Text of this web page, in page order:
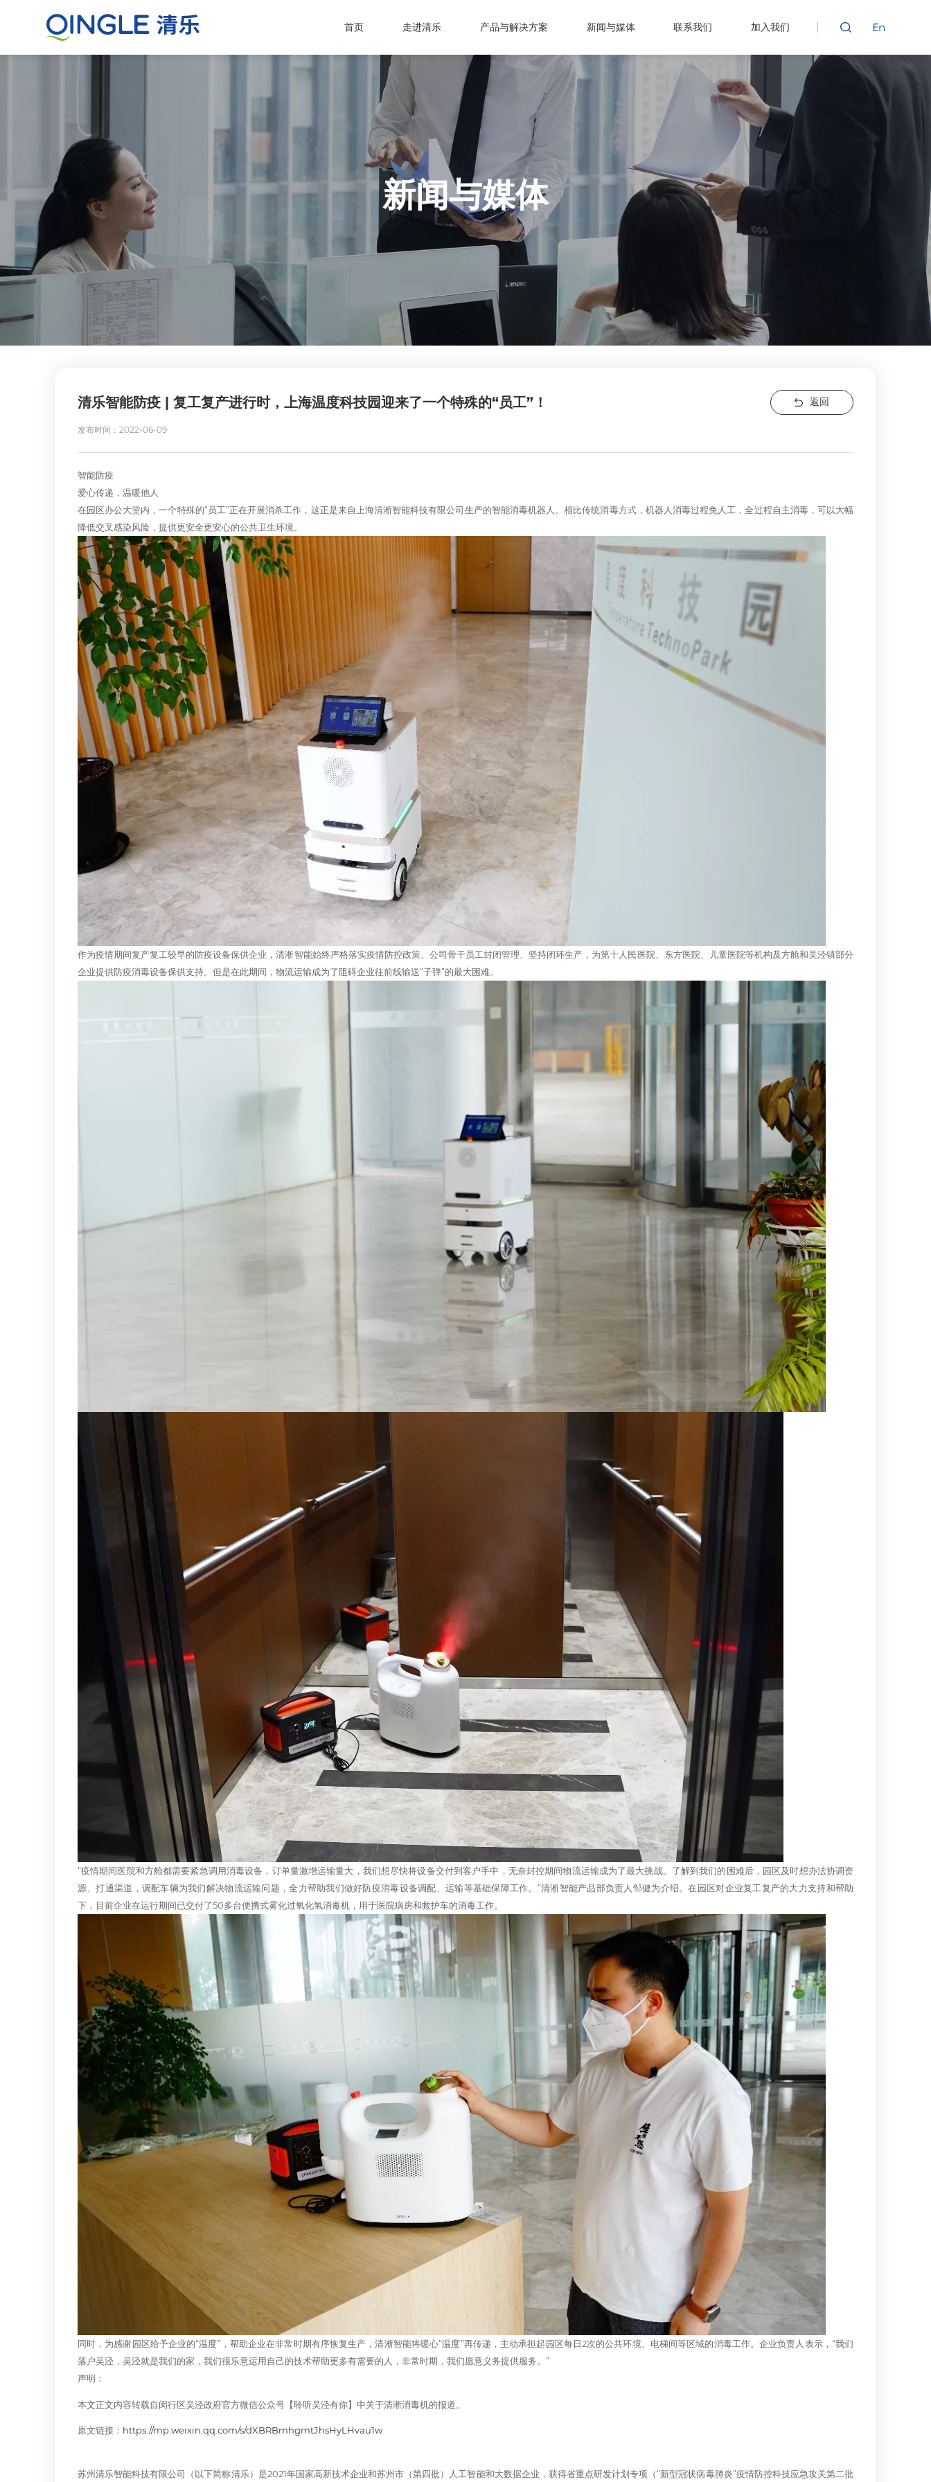
首页 走进清乐 产品与解决方案 新闻与媒体 联系我们 加入我们
新闻与媒体
清乐智能防疫 | 复工复产进行时，上海温度科技园迎来了一个特殊的“员工”！ 返回
发布时间：2022-06-09
智能防疫
爱心传递，温暖他人
在园区办公大堂内，一个特殊的“员工”正在开展消杀工作，这正是来自上海清淅智能科技有限公司生产的智能消毒机器人。相比传统消毒方式，机器人消毒过程免人工，全过程自主消毒，可以大幅
降低交叉感染风险，提供更安全更安心的公共卫生环境。
作为疫情期间复产复工较早的防疫设备保供企业，清淅智能始终严格落实疫情防控政策、公司骨干员工封闭管理、坚持闭环生产，为第十人民医院、东方医院、儿童医院等机构及方舱和吴泾镇部分
企业提供防疫消毒设备保供支持。但是在此期间，物流运输成为了阻碍企业往前线输送“子弹”的最大困难。
“疫情期间医院和方舱都需要紧急调用消毒设备，订单量激增运输量大，我们想尽快将设备交付到客户手中，无奈封控期间物流运输成为了最大挑战。了解到我们的困难后，园区及时想办法协调资
源、打通渠道，调配车辆为我们解决物流运输问题，全力帮助我们做好防疫消毒设备调配、运输等基础保障工作。”清淅智能产品部负责人邹健为介绍。在园区对企业复工复产的大力支持和帮助
下，目前企业在运行期间已交付了50多台便携式雾化过氧化氢消毒机，用于医院病房和救护车的消毒工作。
同时，为感谢园区给予企业的“温度”，帮助企业在非常时期有序恢复生产，清淅智能将暖心“温度”再传递，主动承担起园区每日2次的公共环境、电梯间等区域的消毒工作。企业负责人表示，“我们
落户吴泾，吴泾就是我们的家，我们很乐意运用自己的技术帮助更多有需要的人，非常时期，我们愿意义务提供服务。”
声明：
本文正文内容转载自闵行区吴泾政府官方微信公众号【聆听吴泾有你】中关于清淅消毒机的报道。
原文链接： https://mp.weixin.qq.com/s/dXBRBmhgmtJhsHyLHvau1w
苏州清乐智能科技有限公司（以下简称清乐）是2021年国家高新技术企业和苏州市（第四批）人工智能和大数据企业，获得省重点研发计划专项（“新型冠状病毒肺炎”疫情防控科技应急攻关第二批